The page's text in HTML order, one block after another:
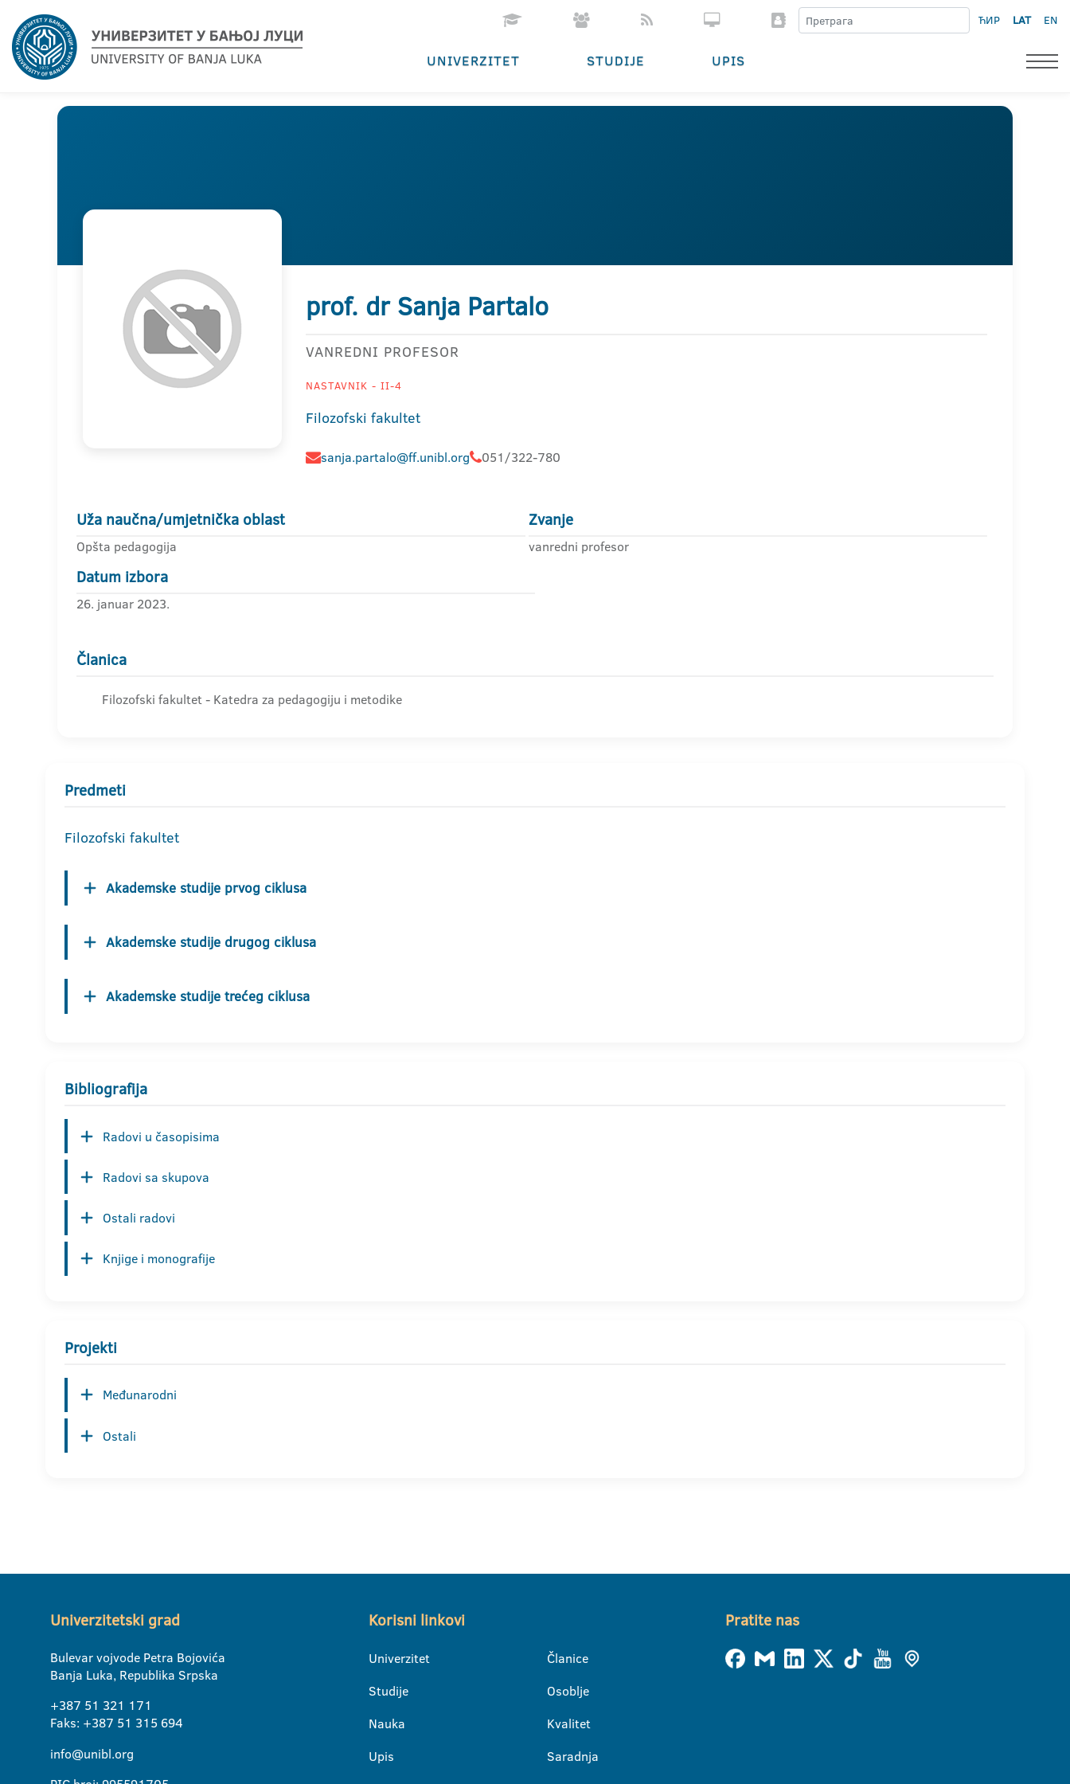
ЋИР LAT EN
UNIVERZITET STUDIJE UPIS
prof. dr Sanja Partalo
VANREDNI PROFESOR
NASTAVNIK - II-4
Filozofski fakultet
sanja.partalo@ff.unibl.org 051/322-780
Uža naučna/umjetnička oblast
Opšta pedagogija
Zvanje
vanredni profesor
Datum izbora
26. januar 2023.
Članica
Filozofski fakultet - Katedra za pedagogiju i metodike
Predmeti
Filozofski fakultet
Akademske studije prvog ciklusa
Akademske studije drugog ciklusa
Akademske studije trećeg ciklusa
Bibliografija
Radovi u časopisima
Radovi sa skupova
Ostali radovi
Knjige i monografije
Projekti
Međunarodni
Ostali
Univerzitetski grad
Bulevar vojvode Petra Bojovića
Banja Luka, Republika Srpska
+387 51 321 171
Faks: +387 51 315 694
info@unibl.org
Korisni linkovi
Univerzitet
Studije
Nauka
Upis
Članice
Osoblje
Kvalitet
Saradnja
Pratite nas